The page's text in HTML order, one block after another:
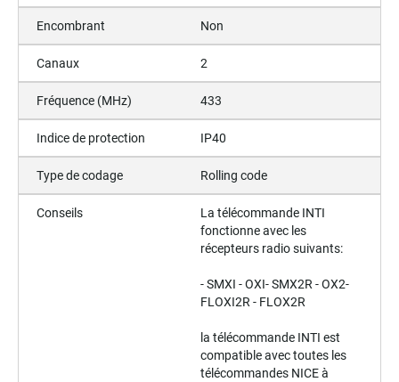
Encombrant Non
Canaux 2
Fréquence (MHz) 433
Indice de protection IP40
Type de codage Rolling code
Conseils
La télécommande INTI
fonctionne avec les
récepteurs radio suivants:
- SMXI - OXI- SMX2R - OX2-
FLOXI2R - FLOX2R
la télécommande INTI est
compatible avec toutes les
télécommandes NICE à